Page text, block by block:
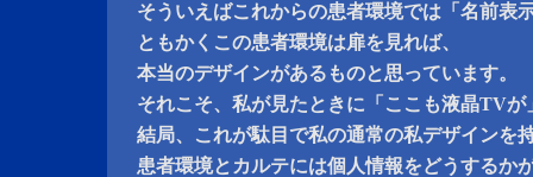
そういえばこれからの患者環境では「名前表
ともかくこの患者環境は扉を見れば、
本当のデザインがあるものと思っています。
それこそ、私が見たときに「ここも液晶TVが
結局、これが駄目で私の通常の私デザインを
患者環境とカルテには個人情報をどうするか